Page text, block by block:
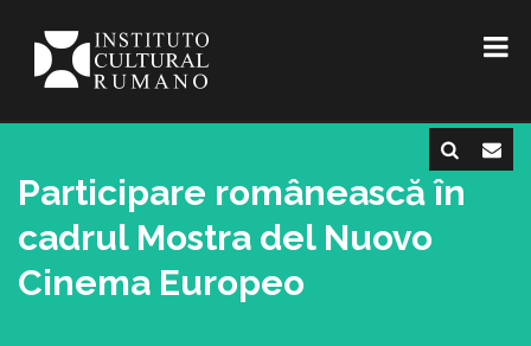
Participare românească în
cadrul Mostra del Nuovo
Cinema Europeo